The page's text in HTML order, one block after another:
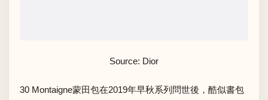
Source: Dior
30 Montaigne蒙田包在2019年早秋系列問世後，酷似書包